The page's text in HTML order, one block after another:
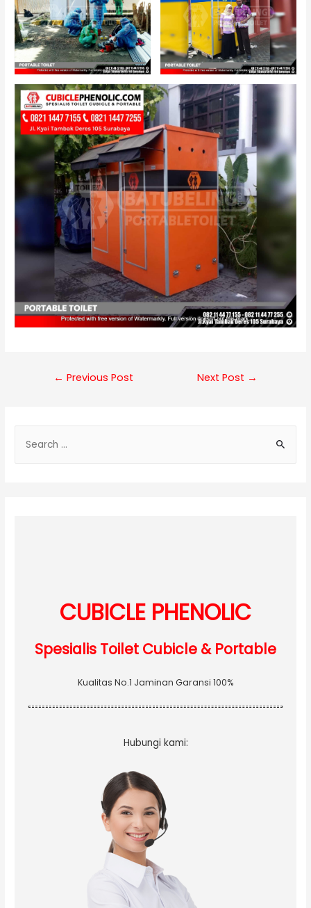
Post
← Previous Post Next Post →
CUBICLE PHENOLIC
Spesialis Toilet Cubicle & Portable
Kualitas No.1 Jaminan Garansi 100%
Hubungi kami: